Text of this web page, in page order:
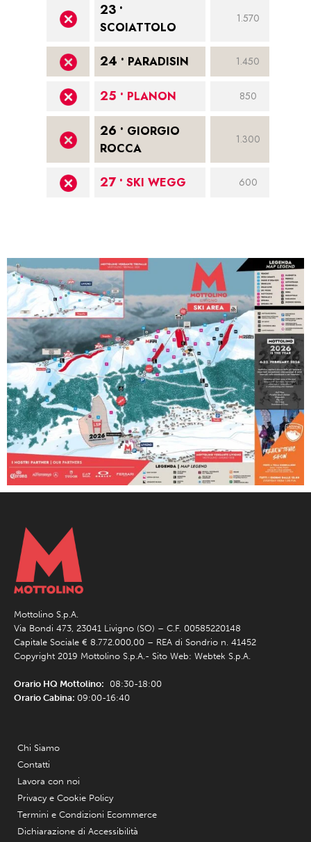
23 •
SCOIATTOLO
1.570
24 • PARADISIN 1.450
25 • PLANON 850
26 • GIORGIO
ROCCA
1.300
27 • SKI WEGG 600
Mottolino S.p.A.
Via Bondi 473, 23041 Livigno (SO) – C.F. 00585220148
Capitale Sociale € 8.772.000,00 – REA di Sondrio n. 41452
Copyright 2019 Mottolino S.p.A.- Sito Web: Webtek S.p.A.
Orario HQ Mottolino: 08:30-18:00
Orario Cabina: 09:00-16:40
Chi Siamo
Contatti
Lavora con noi
Privacy e Cookie Policy
Termini e Condizioni Ecommerce
Dichiarazione di Accessibilità